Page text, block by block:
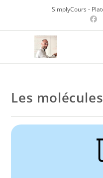
content
SimplyCours -
Les molécules